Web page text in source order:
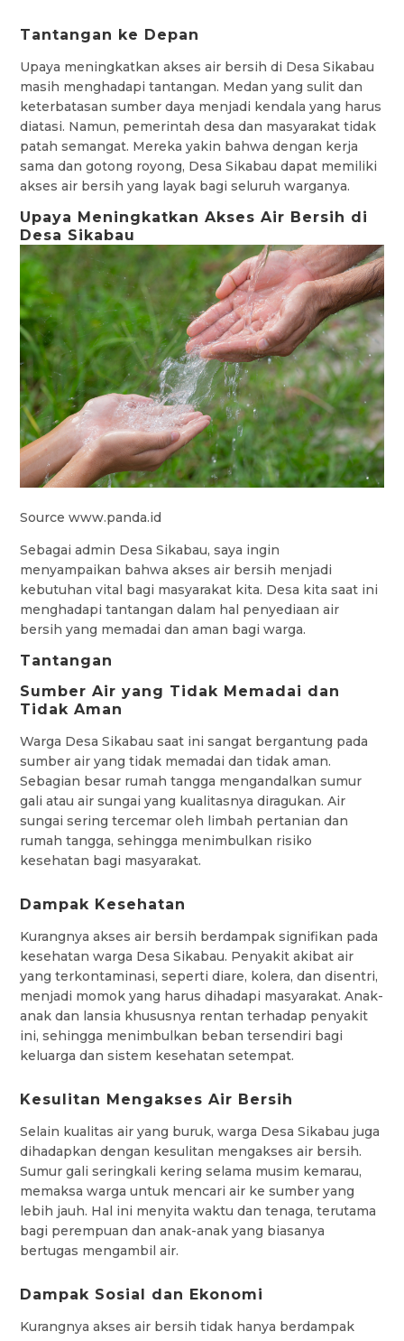
Tantangan ke Depan
Upaya meningkatkan akses air bersih di Desa Sikabau
masih menghadapi tantangan. Medan yang sulit dan
keterbatasan sumber daya menjadi kendala yang harus
diatasi. Namun, pemerintah desa dan masyarakat tidak
patah semangat. Mereka yakin bahwa dengan kerja
sama dan gotong royong, Desa Sikabau dapat memiliki
akses air bersih yang layak bagi seluruh warganya.
Upaya Meningkatkan Akses Air Bersih di
Desa Sikabau
Source www.panda.id
Sebagai admin Desa Sikabau, saya ingin
menyampaikan bahwa akses air bersih menjadi
kebutuhan vital bagi masyarakat kita. Desa kita saat ini
menghadapi tantangan dalam hal penyediaan air
bersih yang memadai dan aman bagi warga.
Tantangan
Sumber Air yang Tidak Memadai dan
Tidak Aman
Warga Desa Sikabau saat ini sangat bergantung pada
sumber air yang tidak memadai dan tidak aman.
Sebagian besar rumah tangga mengandalkan sumur
gali atau air sungai yang kualitasnya diragukan. Air
sungai sering tercemar oleh limbah pertanian dan
rumah tangga, sehingga menimbulkan risiko
kesehatan bagi masyarakat.
Dampak Kesehatan
Kurangnya akses air bersih berdampak signifikan pada
kesehatan warga Desa Sikabau. Penyakit akibat air
yang terkontaminasi, seperti diare, kolera, dan disentri,
menjadi momok yang harus dihadapi masyarakat. Anak-
anak dan lansia khususnya rentan terhadap penyakit
ini, sehingga menimbulkan beban tersendiri bagi
keluarga dan sistem kesehatan setempat.
Kesulitan Mengakses Air Bersih
Selain kualitas air yang buruk, warga Desa Sikabau juga
dihadapkan dengan kesulitan mengakses air bersih.
Sumur gali seringkali kering selama musim kemarau,
memaksa warga untuk mencari air ke sumber yang
lebih jauh. Hal ini menyita waktu dan tenaga, terutama
bagi perempuan dan anak-anak yang biasanya
bertugas mengambil air.
Dampak Sosial dan Ekonomi
Kurangnya akses air bersih tidak hanya berdampak